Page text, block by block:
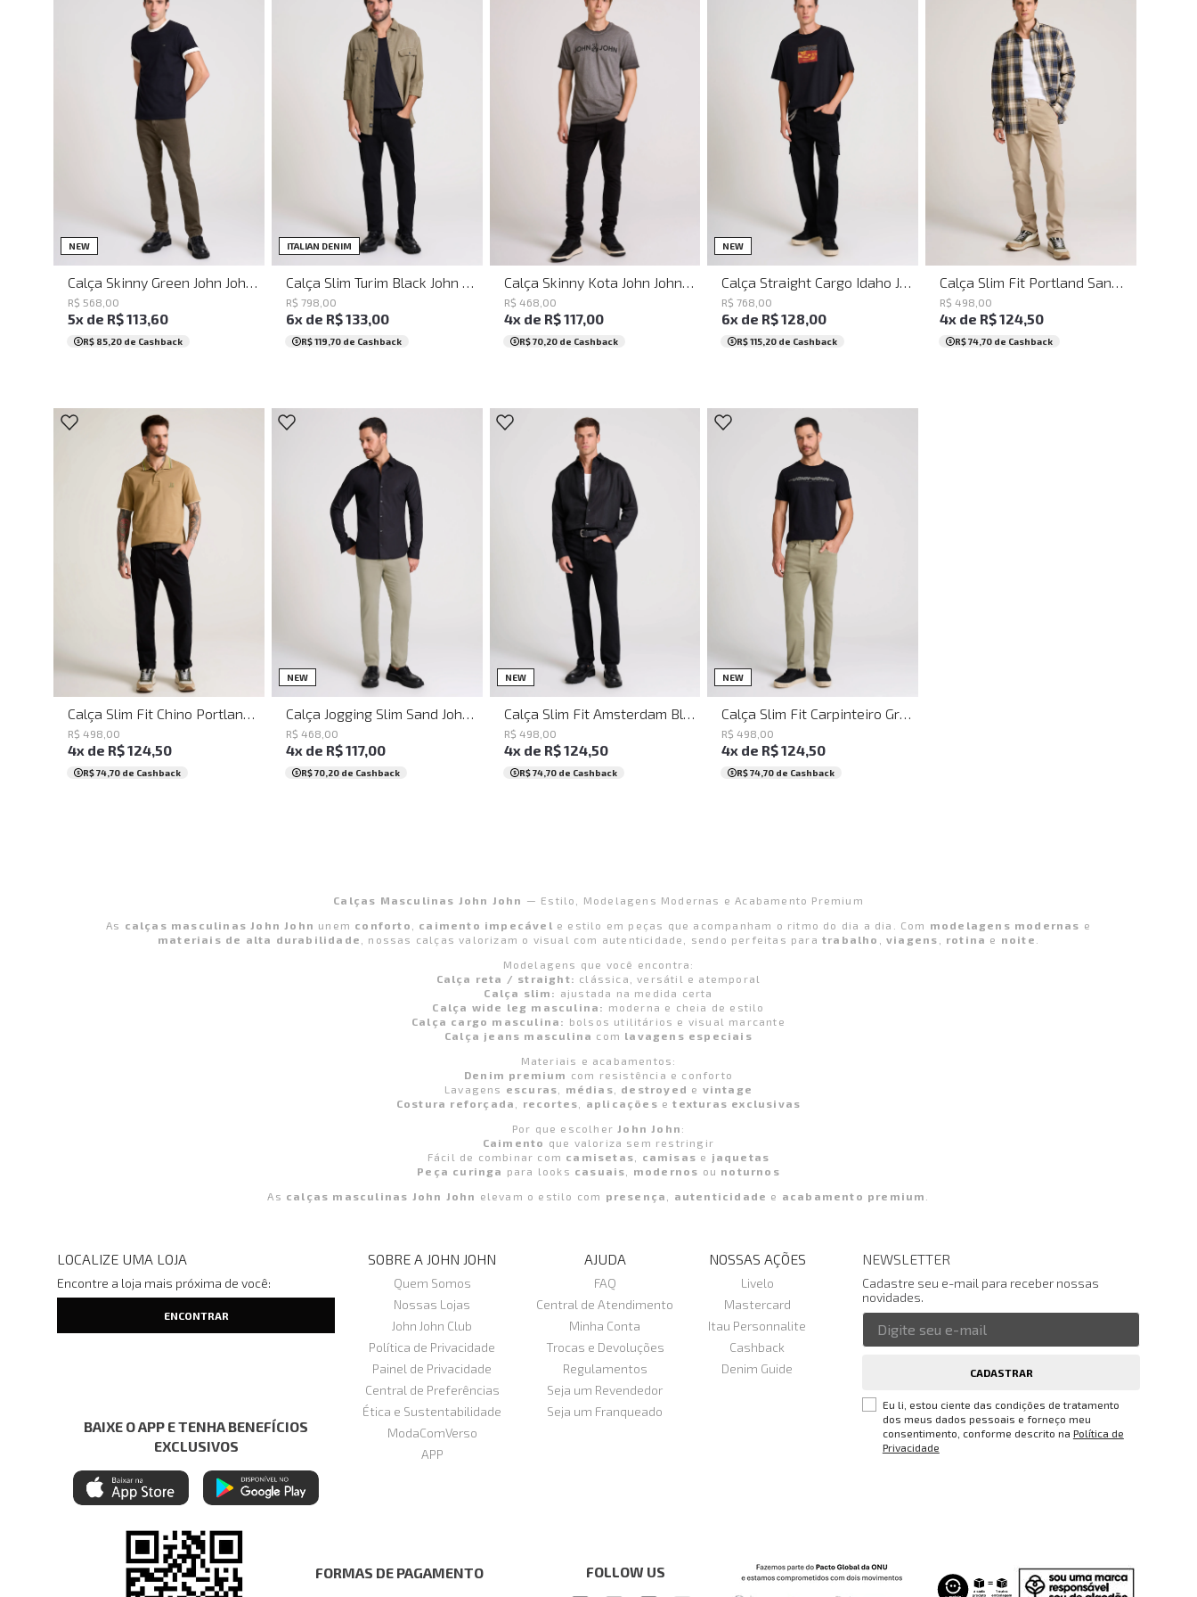
NEW
36 38 40 42 44 46
R$ 568 00
5x de R$113,60
R$ 85,20 de Cashback
NEW
ITALIAN DENIM
36 38 40 42 44 46
R$ 798 00
6x de R$133,00
R$ 119,70de Cashback
40 42 44
R$ 468 00
4x de R$117,00
R$ 70,20de Cashback
NEW
36 38 42 44
R$ 768 00
6x de R$128,00
R$ 115,20 de Cashback
40 42 44 46
R$ 498 00
4x de R$124,50
R$ 74,70 de Cashback
40 42
48
50
R$ 498 00
4x de R$124,50
R$ 74,70 de Cashback
NEW
36 38 40 42 44 46
R$ 468 00
4x de R$117,00
R$ 70,20de Cashback
NEW
36 38 40 42 44
R$ 498 00
4x de R$124,50
R$ 74,70de Cashback
NEW
36 38 40 42 44
R$ 498 00
4x de R$124,50
R$ 74,70 de Cashback
Calças Masculinas John John — Estilo, Modelagens Modernas e Acabamento Premium
As calças masculinas John John unem conforto caimento impecável e estilo em peças que acompanham o ritmo do dia a dia. Com modelagens modernas e
materiais de alta durabilidade
, nossas calças valorizam o visual com autenticidade, sendo perfeitas paratrabalho ,viagens rotina e noite
Modelagens que você encontra:
Calça reta / straight: clássica, versátil e atemporal
Calça slim: ajustada na medida certa
Calça wide leg masculina: moderna e cheia de estilo
Calça cargo masculina: bolsos utilitários e visual marcante
Calça jeans masculina com lavagens especiais
Materiais e acabamentos:
Denim premium com resistência e conforto
Lavagens escuras médias destroyed e vintage
Costura reforçada
recortes aplicações etexturas exclusivas
Por que escolher John John :
Caimento que valoriza sem restringir
Fácil de combinar com camisetas camisas e jaquetas
Peça curinga para looks casuais modernos ou noturnos
As calças masculinas John John elevam o estilo com presença autenticidade e acabamento premium
LOCALIZE UMA LOJA
Encontre a loja mais próxima de você:
BAIXE O APP E TENHA BENEFÍCIOS
EXCLUSIVOS
SOBRE A JOHN JOHN
Quem Somos
Nossas Lojas
John John Club
Política de Privacidade
Painel de Privacidade
Central de Preferências
Ética e Sustentabilidade
ModaComVerso
APP
AJUDA
FAQ
Central de Atendimento
Minha Conta
Trocas e Devoluções
Regulamentos
Seja um Revendedor
Seja um Franqueado
NOSSAS AÇÕES
Livelo
Mastercard
Itau Personnalite
Cashback
Denim Guide
NEWSLETTER
Cadastre seu e-mail para receber nossas
novidades.
CADASTRAR
Eu li, estou ciente das condições de tratamento
dos meus dados pessoais e forneço meu
consentimento, conforme descrito na Política de
Privacidade
FORMAS DE PAGAMENTO FOLLOW US